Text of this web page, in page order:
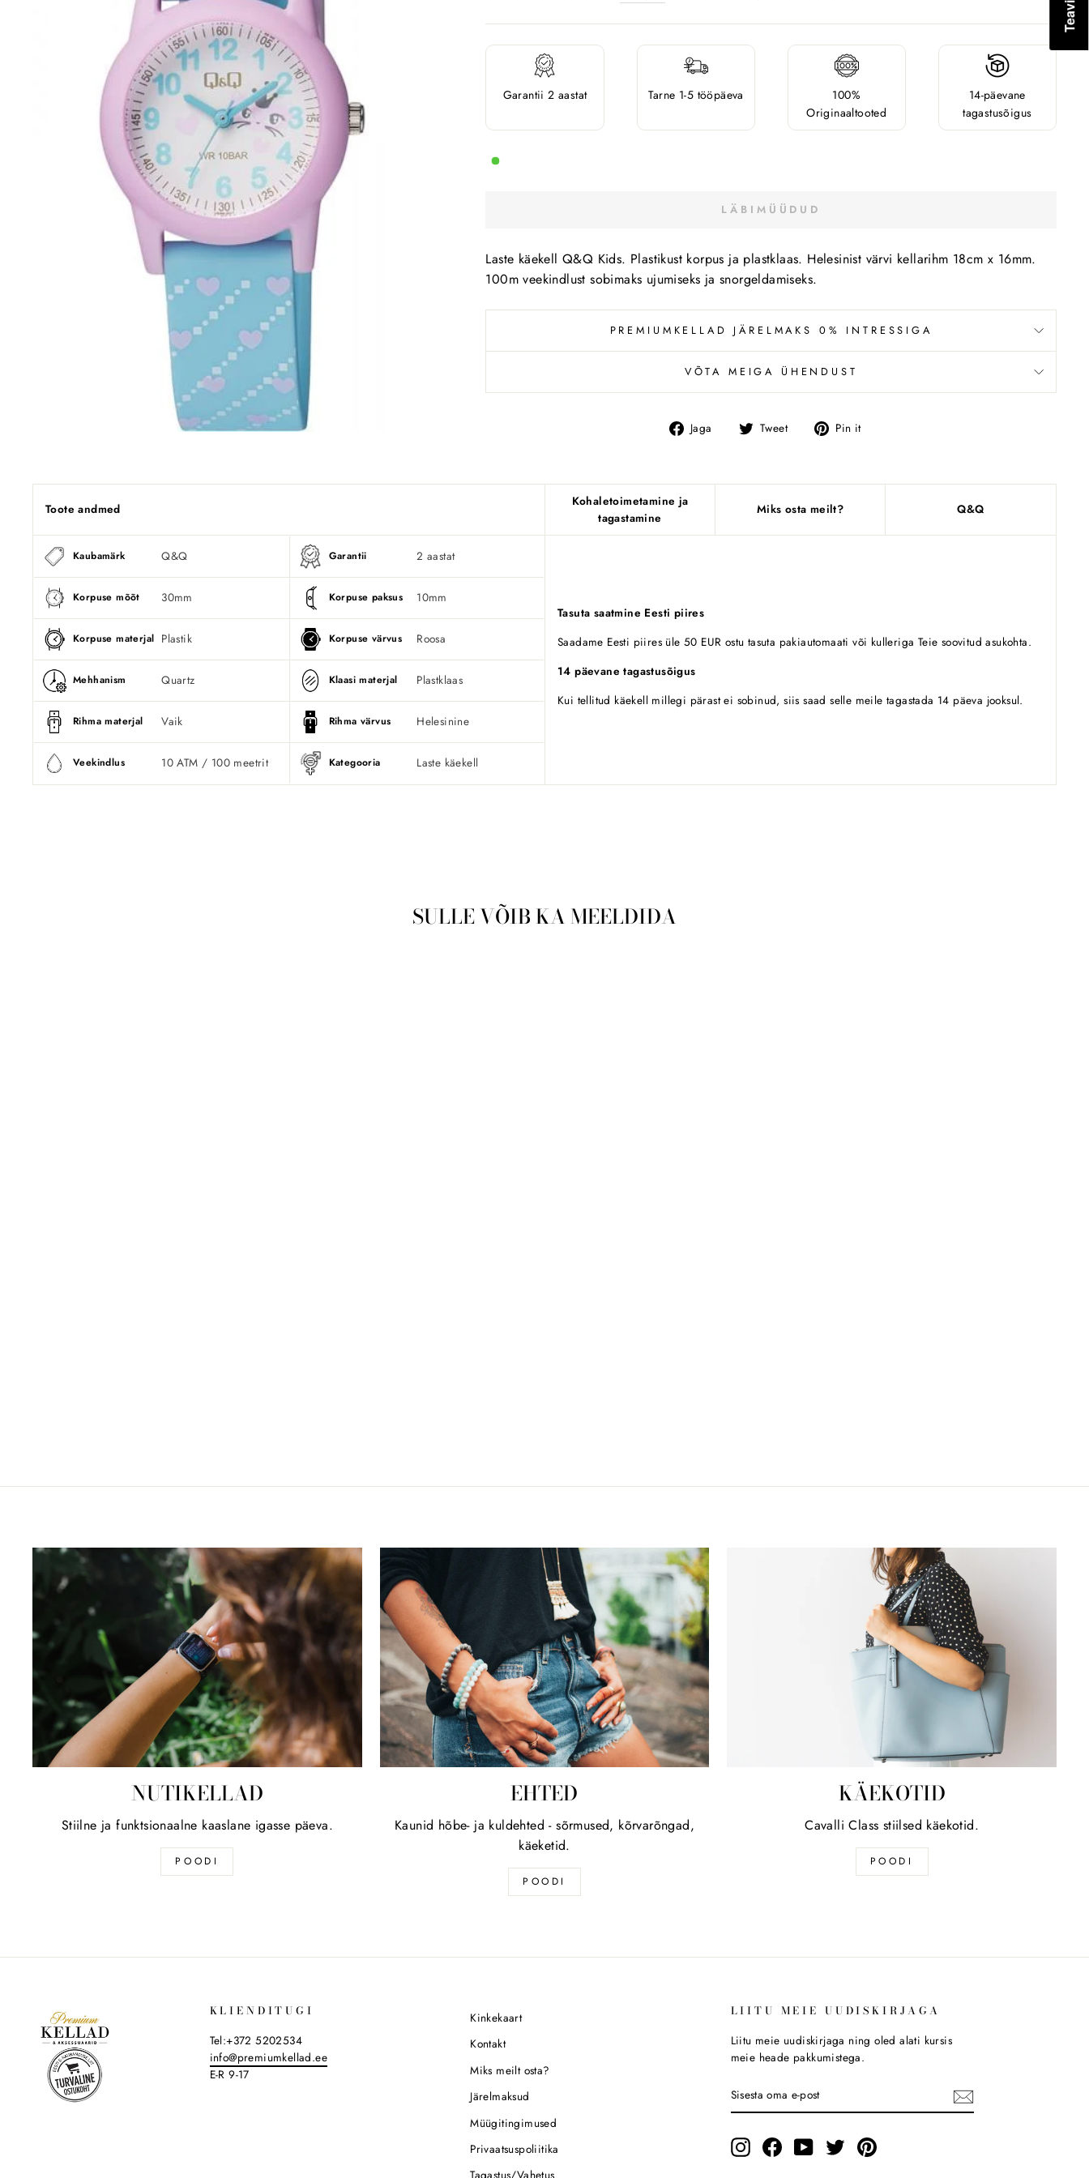
Garantii 2 aastat Tarne 1-5 tööpäeva
100%
Originaaltooted
14-päevane
tagastusõigus
LÄBIMÜÜDUD
Laste käekell Q&Q Kids. Plastikust korpus ja plastklaas. Helesinist värvi kellarihm 18cm x 16mm.
100m veekindlust sobimaks ujumiseks ja snorgeldamiseks.
PREMIUMKELLAD JÄRELMAKS 0% INTRESSIGA
VÕTA MEIGA ÜHENDUST
Jaga
Jaga
Tweet Tweet Pin it
Toote andmed
Kohaletoimetamine ja
tagastamine
Miks osta meilt? Q&Q
Kaubamärk Q&Q Garantii 2 aastat
Korpuse mõõt 30mm Korpuse paksus 10mm
Korpuse materjal Plastik Korpuse värvus Roosa
Mehhanism Quartz Klaasi materjal Plastklaas
Rihma materjal Vaik Rihma värvus Helesinine
Veekindlus 10 ATM / 100 meetrit Kategooria Laste käekell
Tasuta saatmine Eesti piires
Saadame Eesti piires üle 50 EUR ostu tasuta pakiautomaati või kulleriga Teie soovitud asukohta.
14 päevane tagastusõigus
Kui tellitud käekell millegi pärast ei sobinud, siis saad selle meile tagastada 14 päeva jooksul.
SULLE VÕIB KA MEELDIDA
NUTIKELLAD
Stiilne ja funktsionaalne kaaslane igasse päeva.
POODI
EHTED
Kaunid hõbe- ja kuldehted - sõrmused, kõrvarõngad,
käeketid.
POODI
KÄEKOTID
Cavalli Class stiilsed käekotid.
POODI
KLIENDITUGI
Tel:+372 5202534
info@premiumkellad.ee
E-R 9-17
Kinkekaart
Kontakt
Miks meilt osta?
Järelmaksud
Müügitingimused
Privaatsuspoliitika
LIITU MEIE UUDISKIRJAGA
Liitu meie uudiskirjaga ning oled alati kursis
meie heade pakkumistega.
OMA
E-
InstagramFacebookYouTubeTwitterPinterest